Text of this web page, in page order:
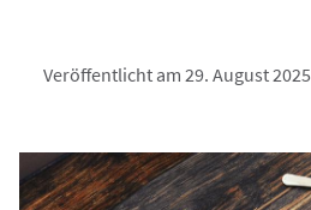
Veröffentlicht am 29. August 2025